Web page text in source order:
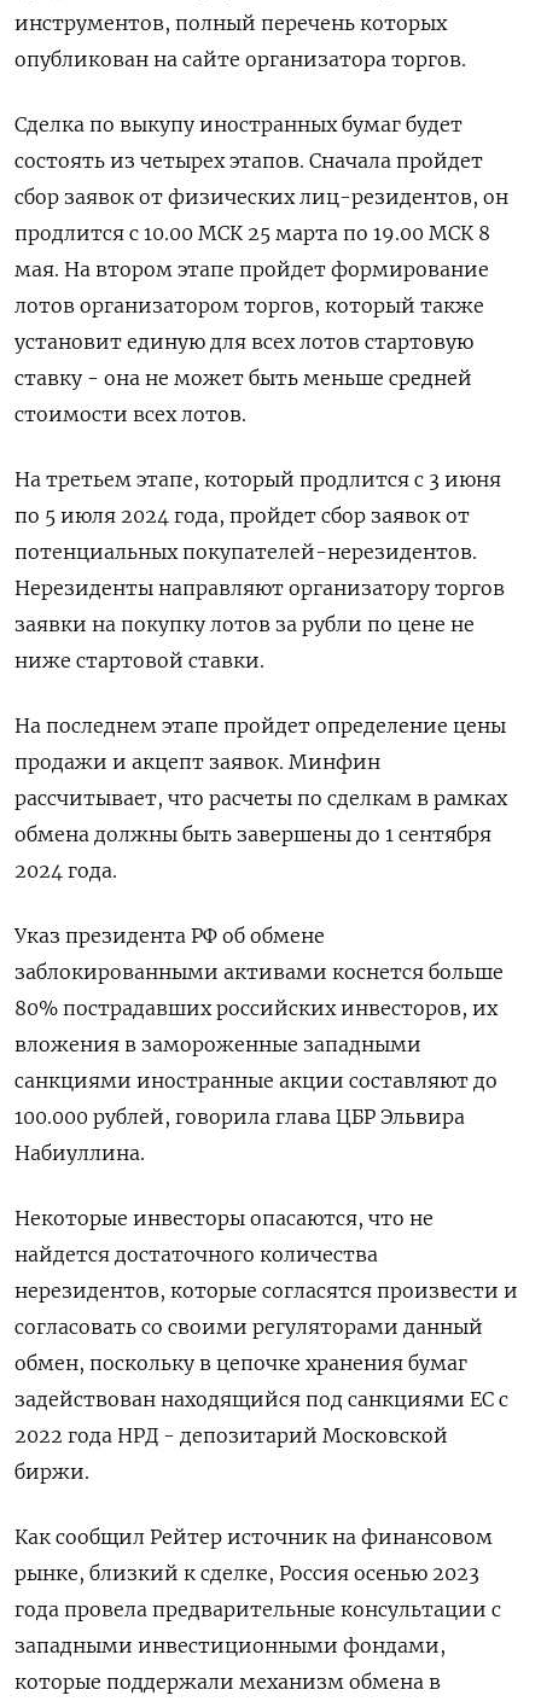
инструментов, полный перечень которых
опубликован на сайте организатора торгов.
Сделка по выкупу иностранных бумаг будет
состоять из четырех этапов. Сначала пройдет
сбор заявок от физических лиц-резидентов, он
продлится с 10.00 МСК 25 марта по 19.00 МСК 8
мая. На втором этапе пройдет формирование
лотов организатором торгов, который также
установит единую для всех лотов стартовую
ставку - она не может быть меньше средней
стоимости всех лотов.
На третьем этапе, который продлится с 3 июня
по 5 июля 2024 года, пройдет сбор заявок от
потенциальных покупателей-нерезидентов.
Нерезиденты направляют организатору торгов
заявки на покупку лотов за рубли по цене не
ниже стартовой ставки.
На последнем этапе пройдет определение цены
продажи и акцепт заявок. Минфин
рассчитывает, что расчеты по сделкам в рамках
обмена должны быть завершены до 1 сентября
2024 года.
Указ президента РФ об обмене
заблокированными активами коснется больше
80% пострадавших российских инвесторов, их
вложения в замороженные западными
санкциями иностранные акции составляют до
100.000 рублей, говорила глава ЦБР Эльвира
Набиуллина.
Некоторые инвесторы опасаются, что не
найдется достаточного количества
нерезидентов, которые согласятся произвести и
согласовать со своими регуляторами данный
обмен, поскольку в цепочке хранения бумаг
задействован находящийся под санкциями ЕС с
2022 года НРД - депозитарий Московской
биржи.
Как сообщил Рейтер источник на финансовом
рынке, близкий к сделке, Россия осенью 2023
года провела предварительные консультации с
западными инвестиционными фондами,
которые поддержали механизм обмена в